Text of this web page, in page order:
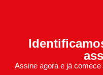
Assine agora e já